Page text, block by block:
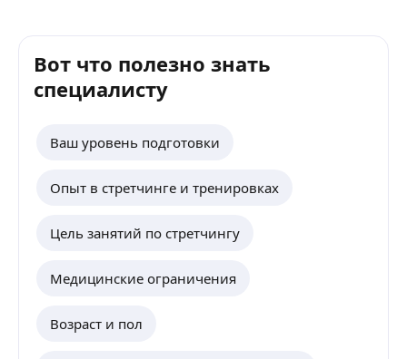
Вот что полезно знать
специалисту
Ваш уровень подготовки
Опыт в стретчинге и тренировках
Цель занятий по стретчингу
Медицинские ограничения
Возраст и пол